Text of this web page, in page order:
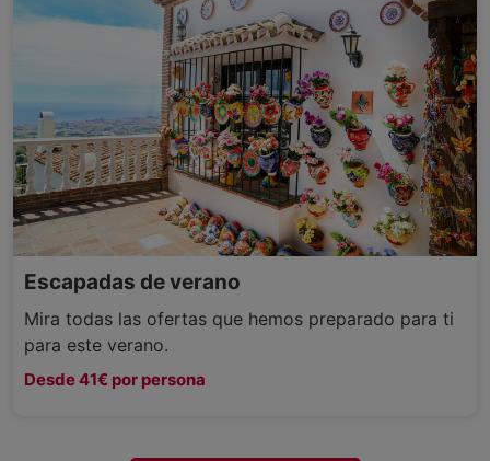
Escapadas de verano
Mira todas las ofertas que hemos preparado para ti
para este verano.
Desde 41€ por persona